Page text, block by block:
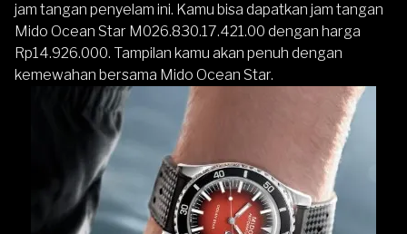
jam tangan penyelam ini. Kamu bisa dapatkan jam tangan
Mido Ocean Star M026.830.17.421.00 dengan harga
Rp14.926.000. Tampilan kamu akan penuh dengan
kemewahan bersama Mido Ocean Star.